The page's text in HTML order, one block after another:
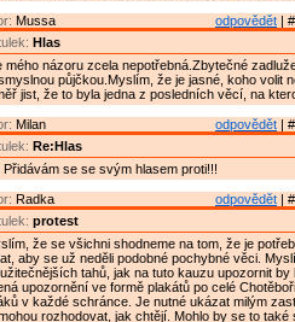
odpovědět |
Mussa
Hlas
mého názoru zcela nepotřebná.Zbytečné
půjčkou.Myslím, že je jasné, koho volit
jist, že to byla jedna z posledních věcí, na
odpovědět |
Milan
Re:Hlas
Přidávám se se svým hlasem proti!!!
odpovědět |
Radka
protest
že se všichni shodneme na tom, že je
aby se už neděli podobné pochybné věci.
tahů, jak na tuto kauzu upozornit
upozornění ve formě plakátů po celé
v každé schránce. Je nutné ukázat milým
rozhodovat, jak chtějí. Mohlo by se to také